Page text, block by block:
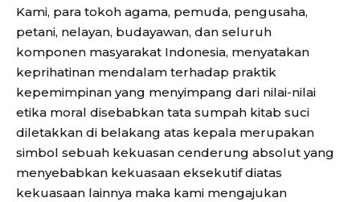
Kami, para tokoh agama, pemuda, pengusaha,
petani, nelayan, budayawan, dan seluruh
komponen masyarakat Indonesia, menyatakan
keprihatinan mendalam terhadap praktik
kepemimpinan yang menyimpang dari nilai-nilai
etika moral disebabkan tata sumpah kitab suci
diletakkan di belakang atas kepala merupakan
simbol sebuah kekuasan cenderung absolut yang
menyebabkan kekuasaan eksekutif diatas
kekuasaan lainnya maka kami mengajukan